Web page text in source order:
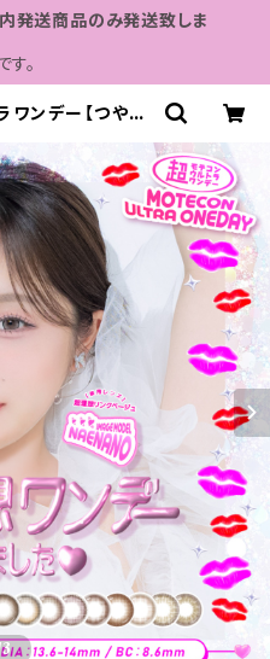
発送商品のみ発送致しま
。
ワンデー【つやモ
度あり カラコ
ズ MOTECON
ラコン MAHA